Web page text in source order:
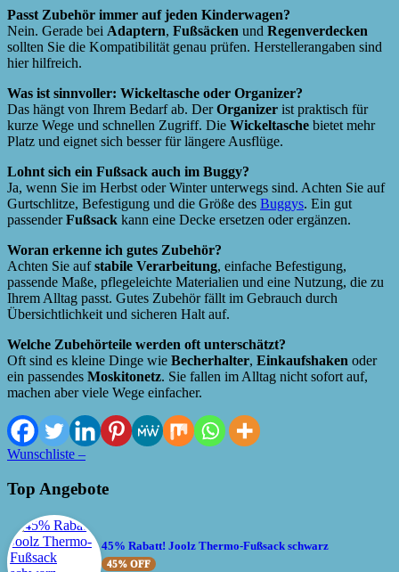
Passt Zubehör immer auf jeden Kinderwagen?
Nein. Gerade bei Adaptern, Fußsäcken und Regenverdecken
sollten Sie die Kompatibilität genau prüfen. Herstellerangaben sind
hier hilfreich.
Was ist sinnvoller: Wickeltasche oder Organizer?
Das hängt von Ihrem Bedarf ab. DerOrganizer ist praktisch für
kurze Wege und schnellen Zugriff. Die Wickeltasche bietet mehr
Platz und eignet sich besser für längere Ausflüge.
Lohnt sich ein Fußsack auch im Buggy?
Ja, wenn Sie im Herbst oder Winter unterwegs sind. Achten Sie auf
Gurtschlitze, Befestigung und die Größe des Buggys. Ein gut
passenderFußsack kann eine Decke ersetzen oder ergänzen.
Woran erkenne ich gutes Zubehör?
Achten Sie aufstabile Verarbeitung, einfache Befestigung,
passende Maße, pflegeleichte Materialien und eine Nutzung, die zu
Ihrem Alltag passt. Gutes Zubehör fällt im Gebrauch durch
Übersichtlichkeit und sicheren Halt auf.
Welche Zubehörteile werden oft unterschätzt?
Oft sind es kleine Dinge wie Becherhalter, Einkaufshaken oder
ein passendes Moskitonetz. Sie fallen im Alltag nicht sofort auf,
machen aber viele Wege einfacher.
Wunschliste –
Top Angebote
45% Rabatt! Joolz Thermo-Fußsack schwarz
45% OFF